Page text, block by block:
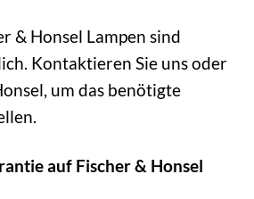
& Honsel Lampen sind
Kontaktieren Sie uns oder
um das benötigte
auf Fischer & Honsel